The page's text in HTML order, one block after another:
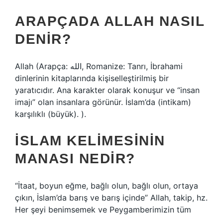
ARAPÇADA ALLAH NASIL
DENIR?
Allah (Arapça: الله, Romanize: Tanrı, İbrahami
dinlerinin kitaplarında kişiselleştirilmiş bir
yaratıcıdır. Ana karakter olarak konuşur ve “insan
imajı” olan insanlara görünür. İslam’da (intikam)
karşılıklı (büyük). ).
İSLAM KELIMESININ
MANASI NEDIR?
“İtaat, boyun eğme, bağlı olun, bağlı olun, ortaya
çıkın, İslam’da barış ve barış içinde” Allah, takip, hz.
Her şeyi benimsemek ve Peygamberimizin tüm